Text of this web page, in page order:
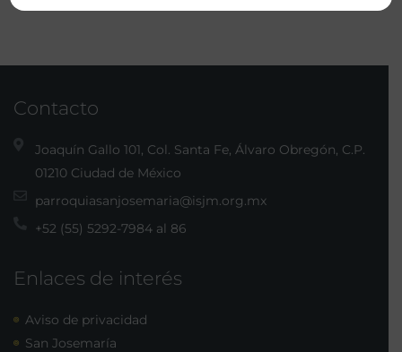
Contacto
Joaquín Gallo 101, Col. Santa Fe, Álvaro Obregón, C.P.
01210 Ciudad de México
parroquiasanjosemaria@isjm.org.mx
+52 (55) 5292-7984 al 86
Enlaces de interés
Aviso de privacidad
San Josemaría